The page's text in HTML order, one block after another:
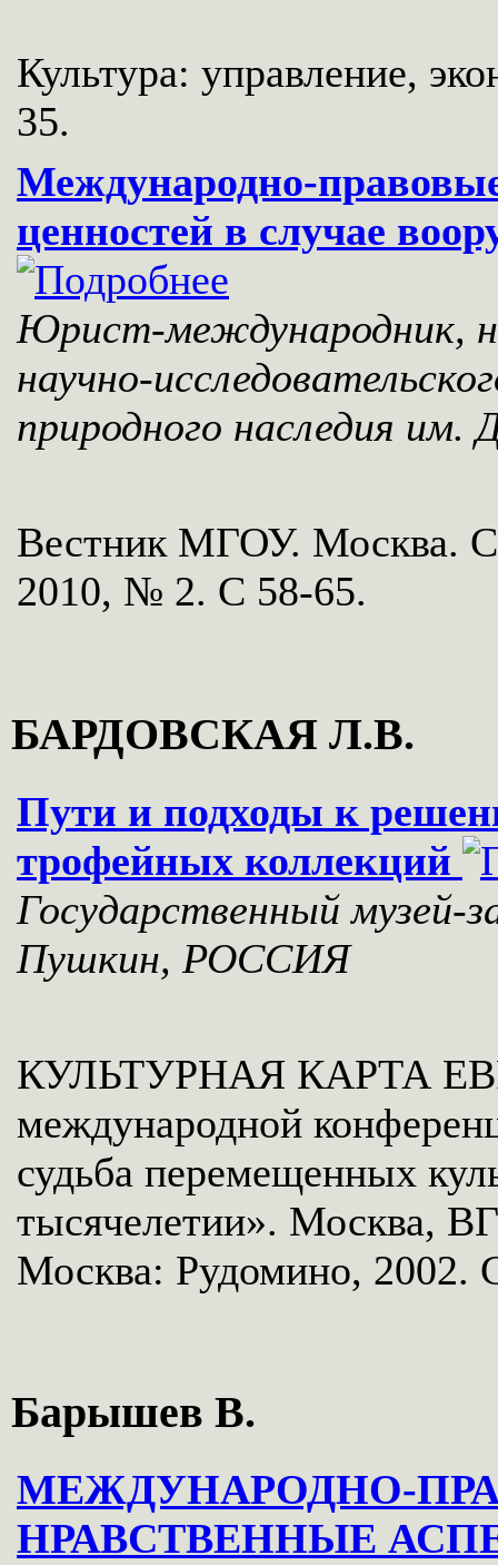
Культура: управление,
35.
Международно-
ценностей в случае
Юрист-международник,
научно-
природного наследия им.
Вестник МГОУ. Москва.
2010, № 2. С 58-65.
БАРДОВСКАЯ Л.В.
Пути и подходы к
трофейных коллекций
Государственный музей-
Пушкин, РОССИЯ
КУЛЬТУРНАЯ КАРТА
международной
судьба перемещенных
тысячелетии». Москва,
Москва: Рудомино, 2002.
Барышев В.
МЕЖДУНАРОДНО-
НРАВСТВЕННЫЕ